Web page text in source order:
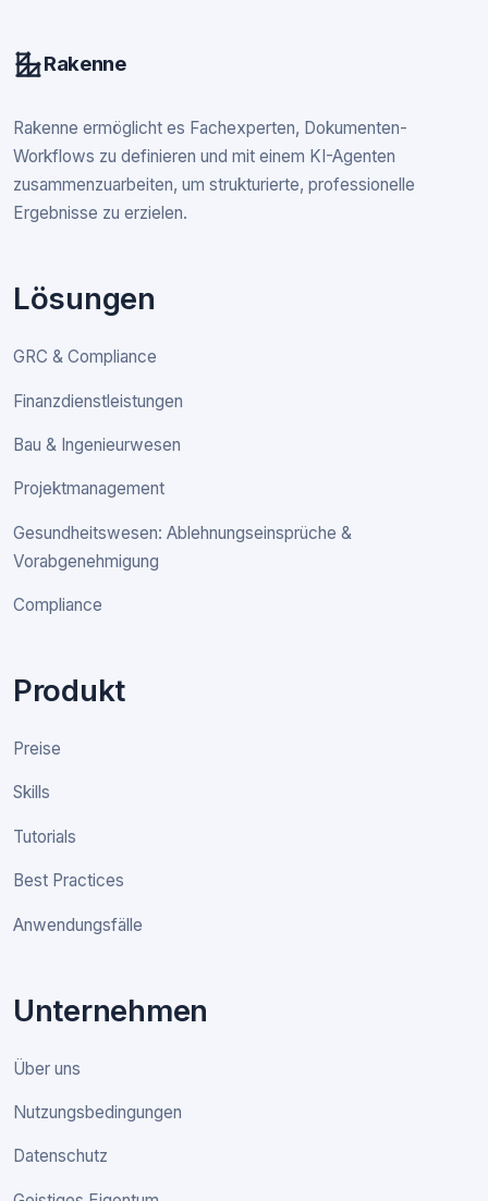
Rakenne
Rakenne ermöglicht es Fachexperten, Dokumenten-
Workflows zu definieren und mit einem KI-Agenten
zusammenzuarbeiten, um strukturierte, professionelle
Ergebnisse zu erzielen.
Lösungen
GRC & Compliance
Finanzdienstleistungen
Bau & Ingenieurwesen
Projektmanagement
Gesundheitswesen: Ablehnungseinsprüche &
Vorabgenehmigung
Compliance
Produkt
Preise
Skills
Tutorials
Best Practices
Anwendungsfälle
Unternehmen
Über uns
Nutzungsbedingungen
Datenschutz